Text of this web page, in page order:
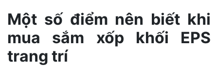
Một số điểm nên biết khi
mua sắm xốp khối EPS
trang trí